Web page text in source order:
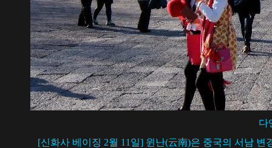
다
[신화사 베이징 2월 11일] 윈난(云南)은 중국의 서남